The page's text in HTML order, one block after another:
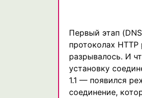
Первый этап
протоколах
разрывалось. И
установку
1.1 — появился
соединение,